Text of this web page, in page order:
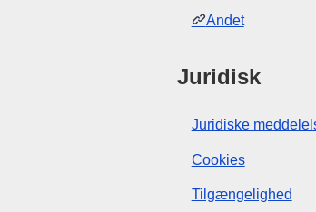
Andet
Juridisk
Juridiske
Cookies
Tilgængelighed